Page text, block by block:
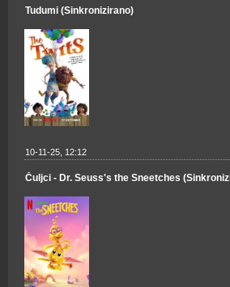
Tudumi (Sinkronizirano)
10-11-25, 12:12
Čuljci - Dr. Seuss's the Sneetches